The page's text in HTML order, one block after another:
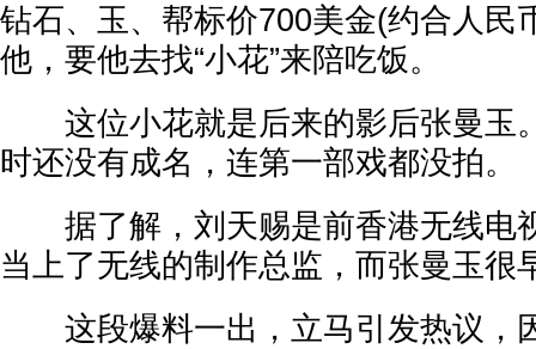
钻石、玉、帮标价700美金(约合人民
他，要他去找“小花”来陪吃饭。
这位小花就是后来的影后张曼玉
时还没有成名，连第一部戏都没拍。
据了解，刘天赐是前香港无线电
当上了无线的制作总监，而张曼玉很
这段爆料一出，立马引发热议，